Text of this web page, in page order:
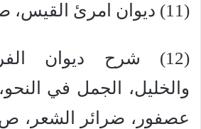
(11) ديوان امرئ القيس، ص69.